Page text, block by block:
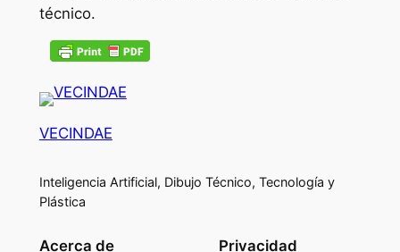
técnico.
VECINDAE
Inteligencia Artificial, Dibujo Técnico, Tecnología y
Plástica
Acerca de Privacidad